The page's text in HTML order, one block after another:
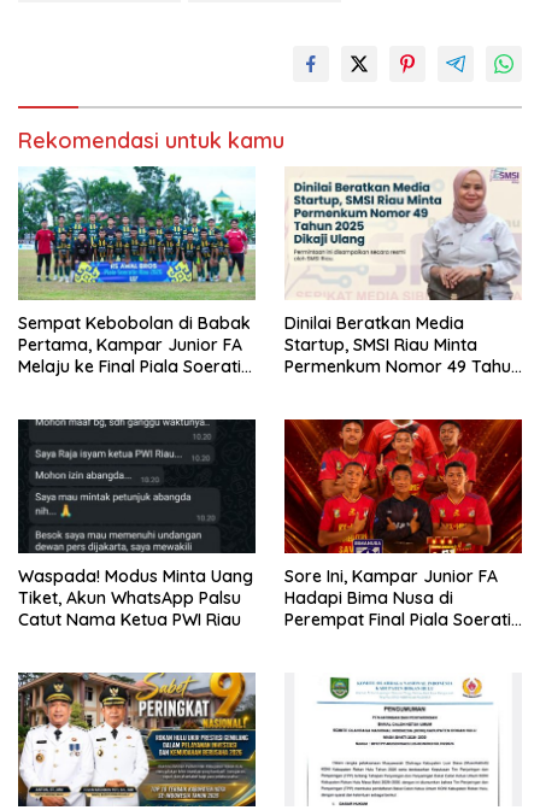
Rekomendasi untuk kamu
Sempat Kebobolan di Babak
Pertama, Kampar Junior FA
Melaju ke Final Piala Soeratin
Dinilai Beratkan Media
Startup, SMSI Riau Minta
Permenkum Nomor 49 Tahun
Waspada! Modus Minta Uang
Tiket, Akun WhatsApp Palsu
Catut Nama Ketua PWI Riau
Sore Ini, Kampar Junior FA
Hadapi Bima Nusa di
Perempat Final Piala Soeratin